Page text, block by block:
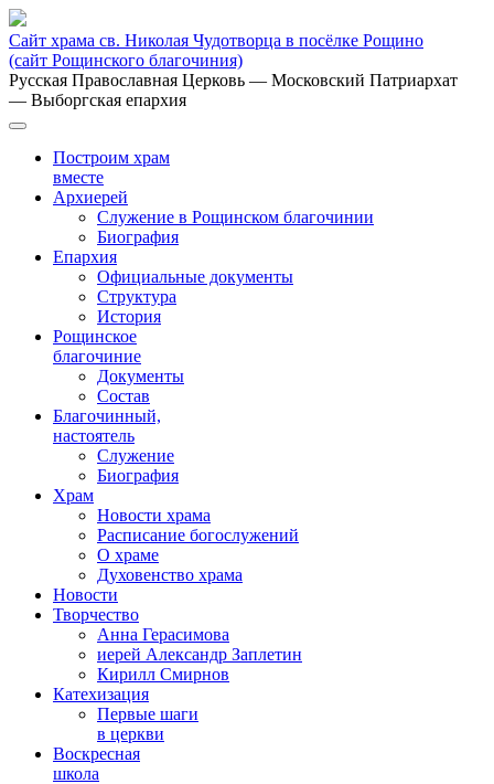
Сайт храма св. Николая Чудотворца в посёлке Рощино
(сайт Рощинского благочиния)
Русская Православная Церковь — Московский Патриархат
— Выборгская епархия
Построим храм
вместе
Архиерей
Служение в Рощинском благочинии
Биография
Епархия
Официальные документы
Структура
История
Рощинское
благочиние
Документы
Состав
Благочинный,
настоятель
Служение
Биография
Храм
Новости храма
Расписание богослужений
О храме
Духовенство храма
Новости
Творчество
Анна Герасимова
иерей Александр Заплетин
Кирилл Смирнов
Катехизация
Первые шаги
в церкви
Воскресная
школа